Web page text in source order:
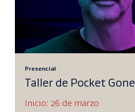
Presencial
Taller de Pocket Gone
Inicio: 26 de marzo